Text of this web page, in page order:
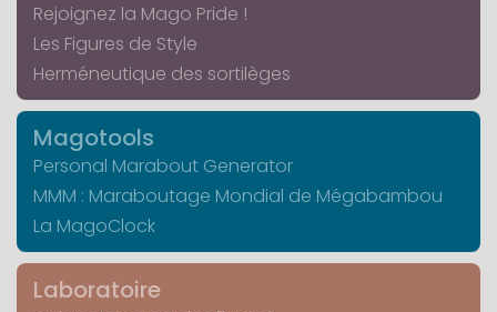
Rejoignez la Mago Pride !
Les Figures de Style
Herméneutique des sortilèges
Magotools
Personal Marabout Generator
MMM : Maraboutage Mondial de Mégabambou
La MagoClock
Laboratoire